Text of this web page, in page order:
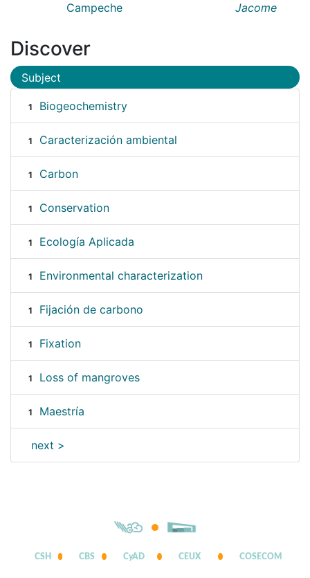
Campeche
Jacome
Discover
Subject
1 Biogeochemistry
1 Caracterización ambiental
1 Carbon
1 Conservation
1 Ecología Aplicada
1 Environmental characterization
1 Fijación de carbono
1 Fixation
1 Loss of mangroves
1 Maestría
next >
CSH CBS CyAD CEUX COSECOM